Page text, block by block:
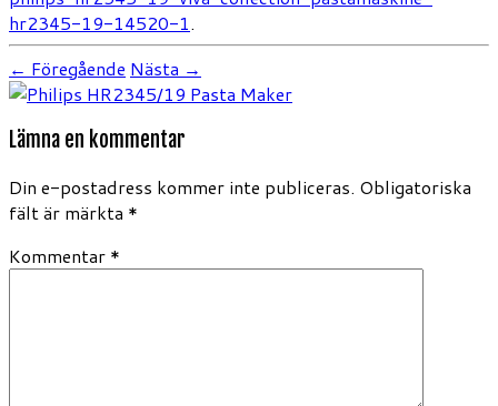
hr2345-19-14520-1.
← Föregående Nästa →
Lämna en kommentar
Din e-postadress kommer inte publiceras. Obligatoriska
fält är märkta *
Kommentar *